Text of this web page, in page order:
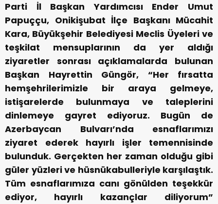
Parti İl Başkan Yardımcısı Ender Umut
Papuççu, Onikişubat İlçe Başkanı Mücahit
Kara, Büyükşehir Belediyesi Meclis Üyeleri ve
teşkilat mensuplarının da yer aldığı
ziyaretler sonrası açıklamalarda bulunan
Başkan Hayrettin Güngör, “Her fırsatta
hemşehrilerimizle bir araya gelmeye,
istişarelerde bulunmaya ve taleplerini
dinlemeye gayret ediyoruz. Bugün de
Azerbaycan Bulvarı’nda esnaflarımızı
ziyaret ederek hayırlı işler temennisinde
bulunduk. Gerçekten her zaman olduğu gibi
güler yüzleri ve hüsnükabulleriyle karşılaştık.
Tüm esnaflarımıza canı gönülden teşekkür
ediyor, hayırlı kazançlar diliyorum”